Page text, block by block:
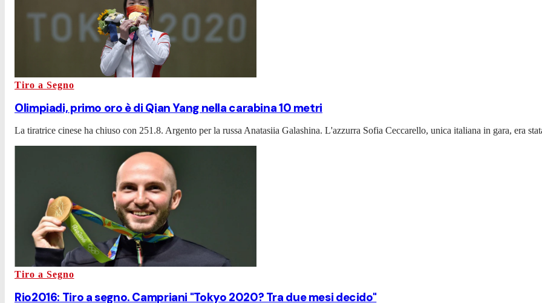
Tiro a Segno
Olimpiadi, primo oro è di Qian Yang nella carabina 10 metri
La tiratrice cinese ha chiuso con 251.8. Argento per la russa Anatasiia Galashina. L'azzurra Sofia Ceccarello, unica italiana in gara, era
Tiro a Segno
Rio2016: Tiro a segno. Campriani "Tokyo 2020? Tra due mesi decido"